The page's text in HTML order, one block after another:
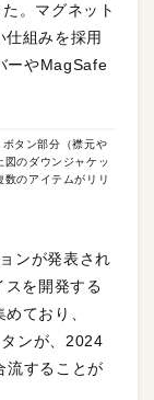
。マグネット
組みを採用
ーやMagSafe
タン部分（襟元や
図のダウンジャケッ
数のアイテムがリリ
ンが発表され
スを開発する
ており、
ンが、2024
流することが